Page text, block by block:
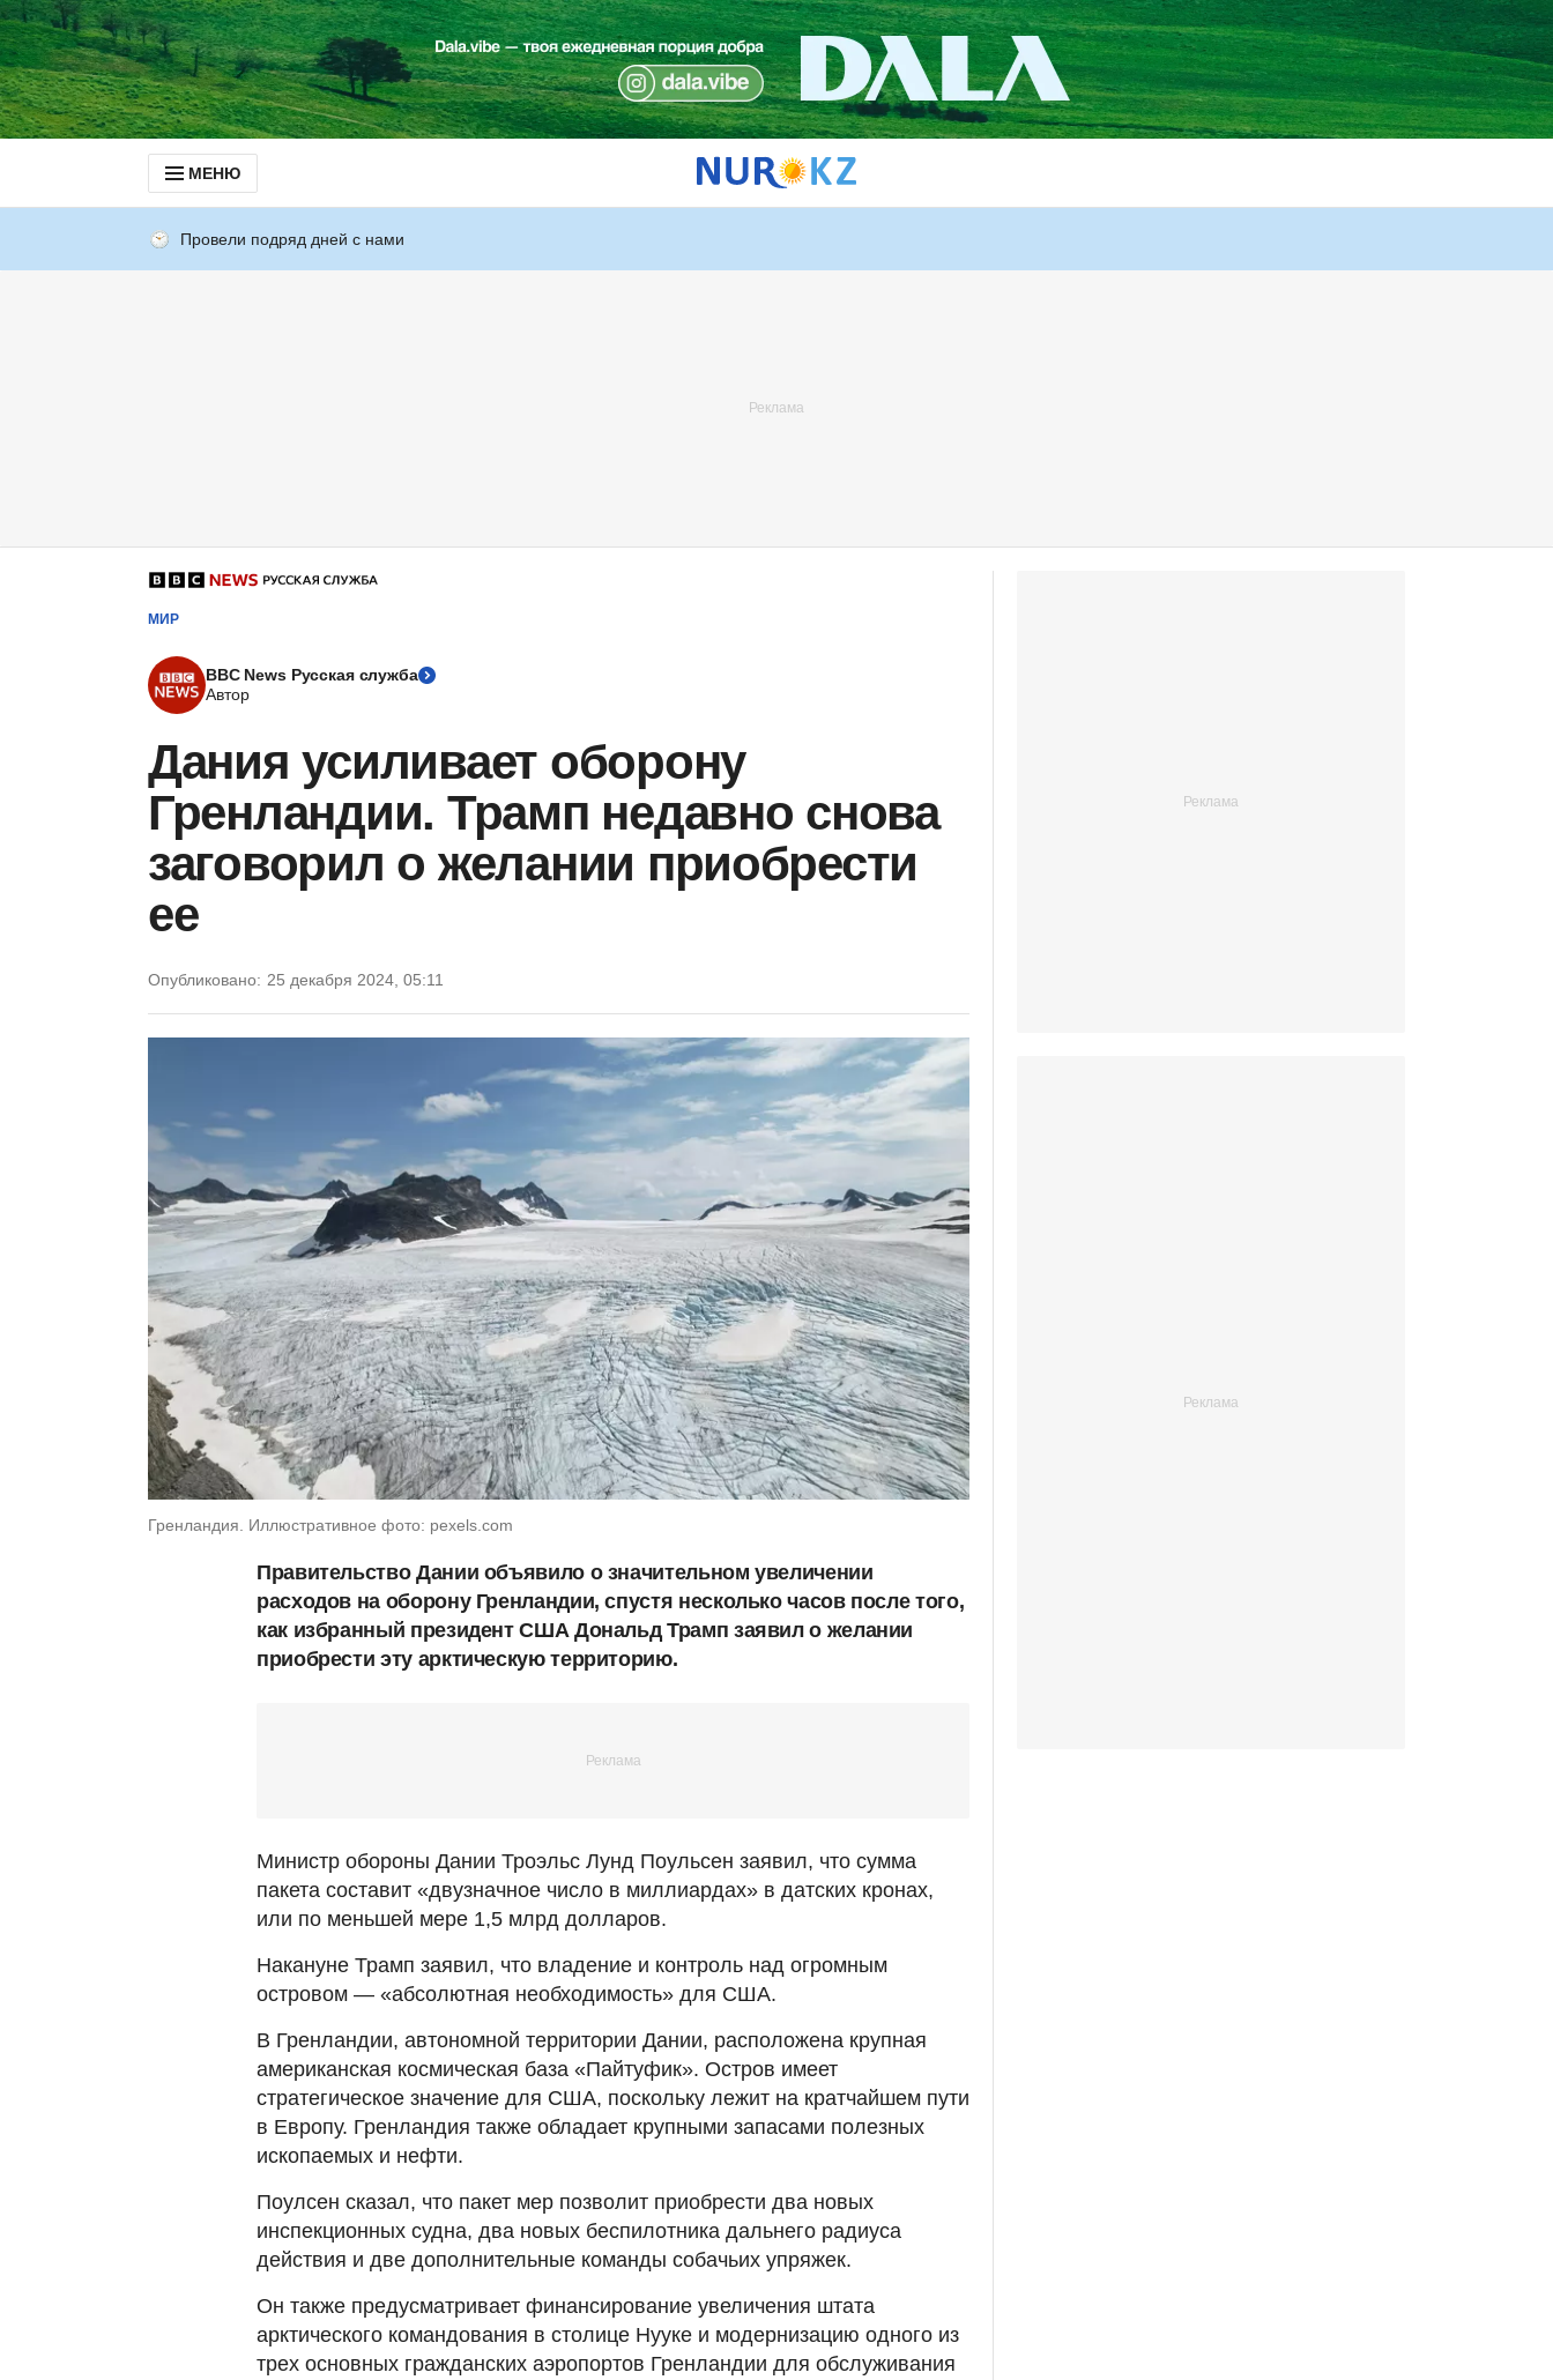
МЕНЮ
Провели подряд дней с нами
МИР
BBC News Русская служба
Автор
Дания усиливает оборону
Гренландии. Трамп недавно снова
заговорил о желании приобрести
ее
Опубликовано: 25 декабря 2024, 05:11
Гренландия. Иллюстративное фото: pexels.com
Правительство Дании объявило о значительном увеличении
расходов на оборону Гренландии, спустя несколько часов после того,
как избранный президент США Дональд Трамп заявил о желании
приобрести эту арктическую территорию.
Министр обороны Дании Троэльс Лунд Поульсен заявил, что сумма
пакета составит «двузначное число в миллиардах» в датских кронах,
или по меньшей мере 1,5 млрд долларов.
Накануне Трамп заявил, что владение и контроль над огромным
островом — «абсолютная необходимость» для США.
В Гренландии, автономной территории Дании, расположена крупная
американская космическая база «Пайтуфик». Остров имеет
стратегическое значение для США, поскольку лежит на кратчайшем пути
в Европу. Гренландия также обладает крупными запасами полезных
ископаемых и нефти.
Поулсен сказал, что пакет мер позволит приобрести два новых
инспекционных судна, два новых беспилотника дальнего радиуса
действия и две дополнительные команды собачьих упряжек.
Он также предусматривает финансирование увеличения штата
арктического командования в столице Нууке и модернизацию одного из
трех основных гражданских аэропортов Гренландии для обслуживания